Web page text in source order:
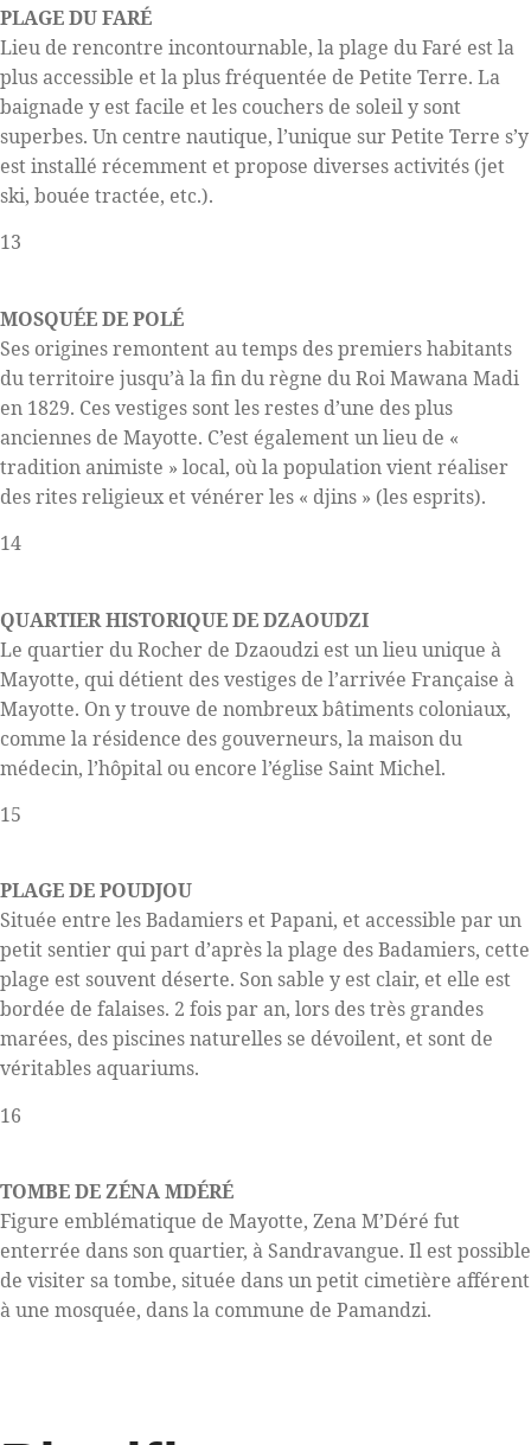
PLAGE DU FARÉ
Lieu de rencontre incontournable, la plage du Faré est la
plus accessible et la plus fréquentée de Petite Terre. La
baignade y est facile et les couchers de soleil y sont
superbes. Un centre nautique, l’unique sur Petite Terre s’y
est installé récemment et propose diverses activités (jet
ski, bouée tractée, etc.).
13
MOSQUÉE DE POLÉ
Ses origines remontent au temps des premiers habitants
du territoire jusqu’à la fin du règne du Roi Mawana Madi
en 1829. Ces vestiges sont les restes d’une des plus
anciennes de Mayotte. C’est également un lieu de «
tradition animiste » local, où la population vient réaliser
des rites religieux et vénérer les « djins » (les esprits).
14
QUARTIER HISTORIQUE DE DZAOUDZI
Le quartier du Rocher de Dzaoudzi est un lieu unique à
Mayotte, qui détient des vestiges de l’arrivée Française à
Mayotte. On y trouve de nombreux bâtiments coloniaux,
comme la résidence des gouverneurs, la maison du
médecin, l’hôpital ou encore l’église Saint Michel.
15
PLAGE DE POUDJOU
Située entre les Badamiers et Papani, et accessible par un
petit sentier qui part d’après la plage des Badamiers, cette
plage est souvent déserte. Son sable y est clair, et elle est
bordée de falaises. 2 fois par an, lors des très grandes
marées, des piscines naturelles se dévoilent, et sont de
véritables aquariums.
16
TOMBE DE ZÉNA MDÉRÉ
Figure emblématique de Mayotte, Zena M’Déré fut
enterrée dans son quartier, à Sandravangue. Il est possible
de visiter sa tombe, située dans un petit cimetière afférent
à une mosquée, dans la commune de Pamandzi.